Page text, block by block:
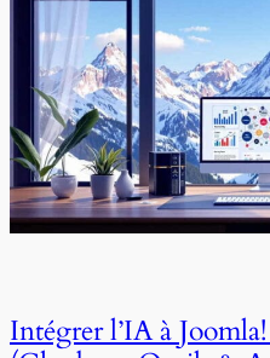
Intégrer l’IA à